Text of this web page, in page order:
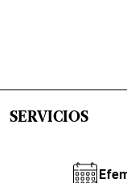
SERVICIOS